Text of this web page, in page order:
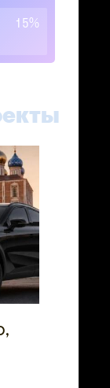
15%